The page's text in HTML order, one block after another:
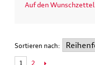
Auf den Wunschzettel
Sortieren nach
1 2